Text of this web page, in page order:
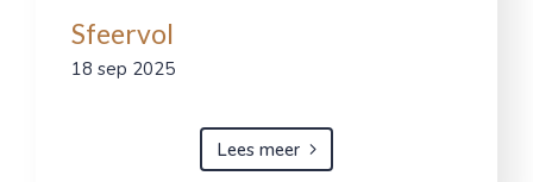
Sfeervol
18 sep 2025
Lees meer